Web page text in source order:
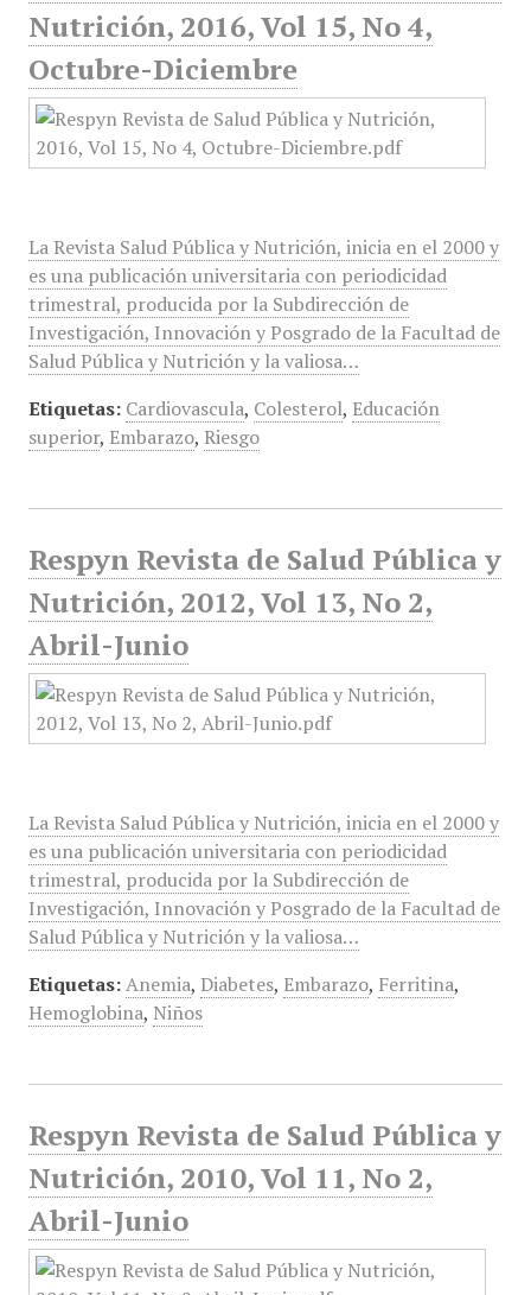
Nutrición, 2016, Vol 15, No 4,
Octubre-Diciembre
La Revista Salud Pública y Nutrición, inicia en el 2000 y
es una publicación universitaria con periodicidad
trimestral, producida por la Subdirección de
Investigación, Innovación y Posgrado de la Facultad de
Salud Pública y Nutrición y la valiosa…
Etiquetas: Cardiovascula, Colesterol, Educación
superior, Embarazo, Riesgo
Respyn Revista de Salud Pública y
Nutrición, 2012, Vol 13, No 2,
Abril-Junio
La Revista Salud Pública y Nutrición, inicia en el 2000 y
es una publicación universitaria con periodicidad
trimestral, producida por la Subdirección de
Investigación, Innovación y Posgrado de la Facultad de
Salud Pública y Nutrición y la valiosa…
Etiquetas: Anemia, Diabetes, Embarazo, Ferritina,
Hemoglobina, Niños
Respyn Revista de Salud Pública y
Nutrición, 2010, Vol 11, No 2,
Abril-Junio